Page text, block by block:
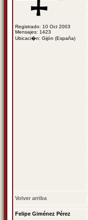
Registrado: 10 Oct 2003
Mensajes: 1423
Ubicaci�n: Gijón (España)
Volver arriba
Felipe Giménez Pérez